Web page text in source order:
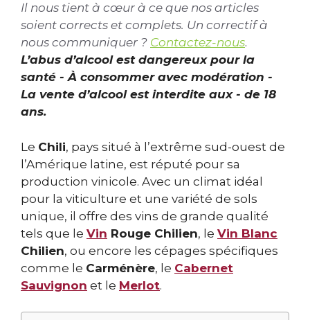
Il nous tient à cœur à ce que nos articles
soient corrects et complets. Un correctif à
nous communiquer ? Contactez-nous.
L’abus d’alcool est dangereux pour la
santé - À consommer avec modération -
La vente d’alcool est interdite aux - de 18
ans.
Le Chili, pays situé à l’extrême sud-ouest de
l’Amérique latine, est réputé pour sa
production vinicole. Avec un climat idéal
pour la viticulture et une variété de sols
unique, il offre des vins de grande qualité
tels que le Vin Rouge Chilien, le Vin Blanc
Chilien, ou encore les cépages spécifiques
comme le Carménère, le Cabernet
Sauvignon et le Merlot.